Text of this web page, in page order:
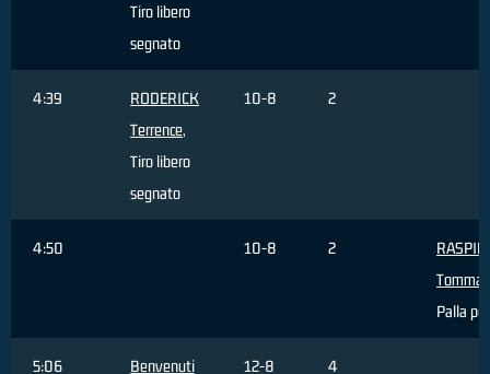
Tiro libero
segnato
4:39
RODERICK
Terrence,
Tiro libero
segnato
10-8 2
4:50 10-8 2
Palla
5:06
Benvenuti
12-8 4